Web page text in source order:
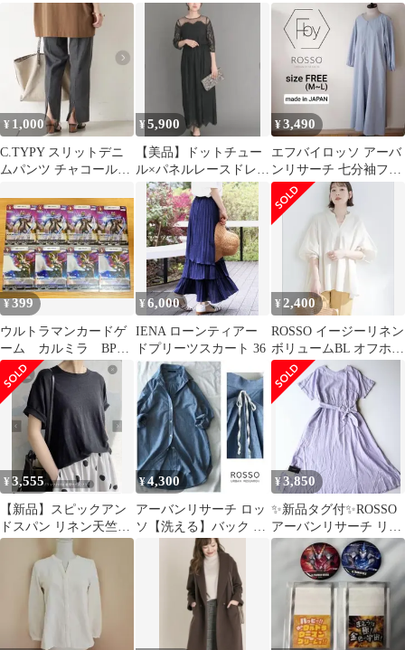
ラムステッカーシー
ル 3点セット
夏 黄色 長袖 アー
バンリサーチ
¥ 1,000
C.TYPY スリットデニ
ムパンツ チャコールグ
¥5,900
【美品】ドットチュー
ル×パネルレースドレス
URBAN RESEARCH
¥3,490
エフバイロッソ アーバ
ンリサーチ 七分袖フレ
アワンピース ロング丈
水色 M~L
¥399
ウルトラマンカードゲ
ーム カルミラ BP07
R RR 各 4枚 美品
¥6,000
IENA ローンティアー
ドプリーツスカート 36
¥2,400
ROSSO イージーリネン
ボリュームBL オフホワ
イト
¥3,555
【新品】スピックアン
ドスパン リネン天竺T
シャツ ブラック
¥4,300
アーバンリサーチ ロッ
ソ【洗える】バック リ
ボン デニム シャツ チ
ュニック F
¥3,850
✨️新品タグ付✨️ROSSO
アーバンリサーチ リネ
ン混ウエストマークワ
ンピース